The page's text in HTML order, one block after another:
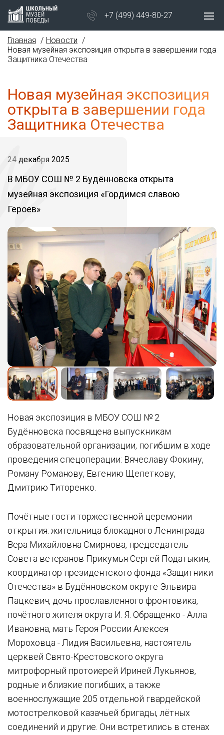
+7 (499) 449-80-27
Главная
Новости
Новая музейная экспозиция открыта в завершении года
Защитника Отечества
Новая музейная экспозиция
открыта в завершении года
Защитника Отечества
24 декабря 2025
В МБОУ СОШ № 2 Будённовска открыта
музейная экспозиция «Гордимся славою
Героев»
Новая экспозиция в МБОУ СОШ № 2
Будённовска посвящена выпускникам
образовательной организации, погибшим в ходе
проведения спецоперации: Вячеславу Фокину,
Роману Романову, Евгению Щепеткову,
Дмитрию Титоренко.
Почётные гости торжественной церемонии
открытия: жительница блокадного Ленинграда
Вера Михайловна Смирнова, председатель
Совета ветеранов Прикумья Сергей Податыкин,
координатор президентского фонда «Защитники
Отечества» в Будённовском округе Эльвира
Пацкевич, дочь прославленного фронтовика,
почётного жителя округа И. Я. Обращенко - Алла
Ивановна, мать Героя России Алексея
Мороховца - Лидия Васильевна, настоятель
церквей Свято-Крестовского округа
митрофорный протоиерей Ириней Лукьянов,
родные и близкие погибших, а также
военнослужащие 205 отдельной гвардейской
мотострелковой казачьей бригады, лётных
соединений и другие. Они встретились в стенах